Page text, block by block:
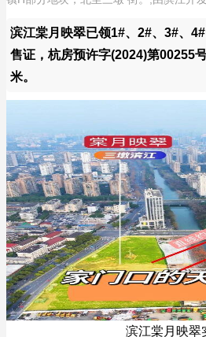
滨江棠月映翠已领1#、2#、3#、
售证，杭房预许字(2024)第00255
米。
滨江棠月映翠